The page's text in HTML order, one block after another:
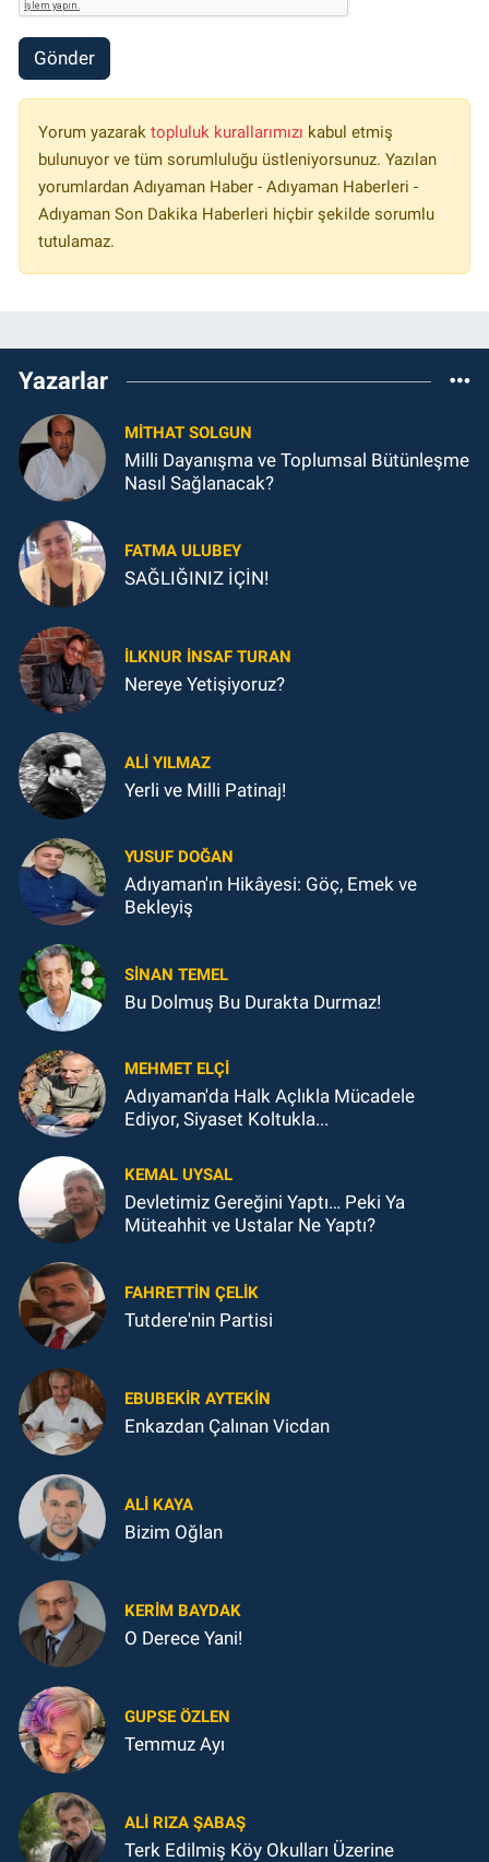
Gönder
Yorum yazarak topluluk kurallarımızı kabul etmiş
bulunuyor ve tüm sorumluluğu üstleniyorsunuz. Yazılan
yorumlardan Adıyaman Haber - Adıyaman Haberleri -
Adıyaman Son Dakika Haberleri hiçbir şekilde sorumlu
tutulamaz.
Yazarlar
MITHAT SOLGUN
Milli Dayanışma ve Toplumsal Bütünleşme
Nasıl Sağlanacak?
FATMA ULUBEY
SAĞLIĞINIZ İÇİN!
İLKNUR İNSAF TURAN
Nereye Yetişiyoruz?
ALI YILMAZ
Yerli ve Milli Patinaj!
YUSUF DOĞAN
Adıyaman'ın Hikâyesi: Göç, Emek ve
Bekleyiş
SINAN TEMEL
Bu Dolmuş Bu Durakta Durmaz!
MEHMET ELÇI
Adıyaman'da Halk Açlıkla Mücadele
Ediyor, Siyaset Koltukla...
KEMAL UYSAL
Devletimiz Gereğini Yaptı… Peki Ya
Müteahhit ve Ustalar Ne Yaptı?
FAHRETTIN ÇELİK
Tutdere'nin Partisi
EBUBEKIR AYTEKIN
Enkazdan Çalınan Vicdan
ALI KAYA
Bizim Oğlan
KERIM BAYDAK
O Derece Yani!
GUPSE ÖZLEN
Temmuz Ayı
ALI RIZA ŞABAŞ
Terk Edilmiş Köy Okulları Üzerine